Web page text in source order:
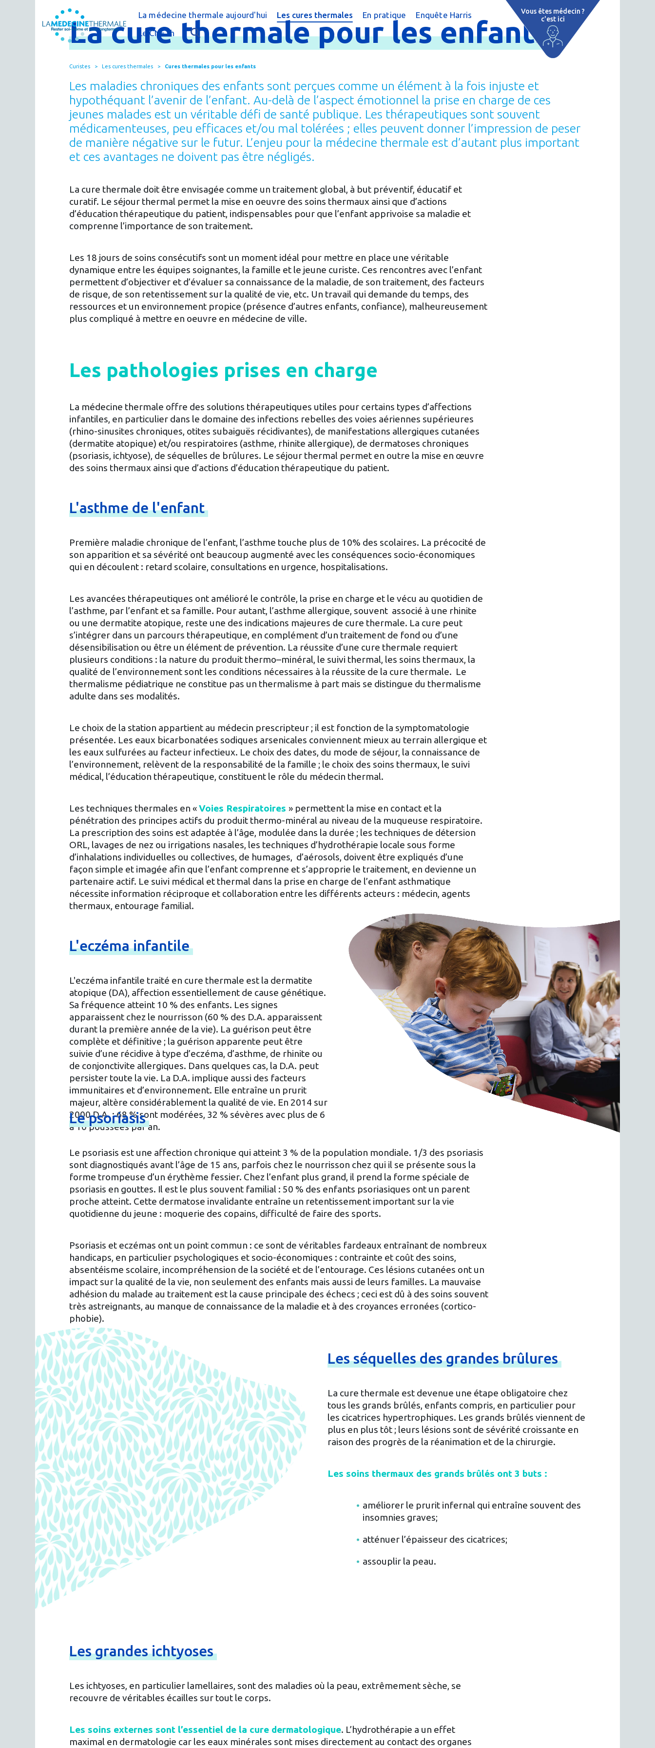
La médecine thermale aujourd'hui
C'est quoi la médecine thermale ?
FAQ : questions fréquentes
Thermes & Vous, le magazine
La médecine thermale
Les cures thermales
Cures conventionnées
En pratique
Trouver une cure
Bénéficier d'une cure thermale
Le Remboursement
Créer un dossier personnalisé
Enquête Harris
Le CNETh
Qui sommes-nous ?
Actualités
Publications
Espace presse
Vous êtes médecin ?
c'est ici
Curistes Les cures thermales Cures thermales pour les enfants
Lacurethermalepourlesenfants
Les maladies chroniques des enfants sont perçues comme un élément à la fois injuste et
hypothéquant l’avenir de l’enfant. Au-delà de l’aspect émotionnel la prise en charge de ces
jeunes malades est un véritable défi de santé publique. Les thérapeutiques sont souvent
médicamenteuses, peu efficaces et/ou mal tolérées ; elles peuvent donner l’impression de peser
de manière négative sur le futur. L’enjeu pour la médecine thermale est d’autant plus important
et ces avantages ne doivent pas être négligés.
La cure thermale doit être envisagée comme un traitement global, à but préventif, éducatif et
curatif. Le séjour thermal permet la mise en oeuvre des soins thermaux ainsi que d’actions
d’éducation thérapeutique du patient, indispensables pour que l’enfant apprivoise sa maladie et
comprenne l’importance de son traitement.
Les 18 jours de soins consécutifs sont un moment idéal pour mettre en place une véritable
dynamique entre les équipes soignantes, la famille et le jeune curiste. Ces rencontres avec l’enfant
permettent d’objectiver et d’évaluer sa connaissance de la maladie, de son traitement, des facteurs
de risque, de son retentissement sur la qualité de vie, etc. Un travail qui demande du temps, des
ressources et un environnement propice (présence d’autres enfants, confiance), malheureusement
plus compliqué à mettre en oeuvre en médecine de ville.
Les pathologies prises en charge
La médecine thermale offre des solutions thérapeutiques utiles pour certains types d’affections
infantiles, en particulier dans le domaine des infections rebelles des voies aériennes supérieures
(rhino-sinusites chroniques, otites subaiguës récidivantes), de manifestations allergiques cutanées
(dermatite atopique) et/ou respiratoires (asthme, rhinite allergique), de dermatoses chroniques
(psoriasis, ichtyose), de séquelles de brûlures. Le séjour thermal permet en outre la mise en œuvre
des soins thermaux ainsi que d’actions d’éducation thérapeutique du patient.
L'asthmedel'enfant
Première maladie chronique de l’enfant, l’asthme touche plus de 10% des scolaires. La précocité de
son apparition et sa sévérité ont beaucoup augmenté avec les conséquences socio-économiques
qui en découlent : retard scolaire, consultations en urgence, hospitalisations.
Les avancées thérapeutiques ont amélioré le contrôle, la prise en charge et le vécu au quotidien de
l’asthme, par l’enfant et sa famille. Pour autant, l’asthme allergique, souvent associé à une rhinite
ou une dermatite atopique, reste une des indications majeures de cure thermale. La cure peut
s’intégrer dans un parcours thérapeutique, en complément d’un traitement de fond ou d’une
désensibilisation ou être un élément de prévention. La réussite d’une cure thermale requiert
plusieurs conditions : la nature du produit thermo–minéral, le suivi thermal, les soins thermaux, la
qualité de l’environnement sont les conditions nécessaires à la réussite de la cure thermale. Le
thermalisme pédiatrique ne constitue pas un thermalisme à part mais se distingue du thermalisme
adulte dans ses modalités.
Le choix de la station appartient au médecin prescripteur ; il est fonction de la symptomatologie
présentée. Les eaux bicarbonatées sodiques arsenicales conviennent mieux au terrain allergique et
les eaux sulfurées au facteur infectieux. Le choix des dates, du mode de séjour, la connaissance de
l’environnement, relèvent de la responsabilité de la famille ; le choix des soins thermaux, le suivi
médical, l’éducation thérapeutique, constituent le rôle du médecin thermal.
Les techniques thermales en «Voies Respiratoires » permettent la mise en contact et la
pénétration des principes actifs du produit thermo-minéral au niveau de la muqueuse respiratoire.
La prescription des soins est adaptée à l’âge, modulée dans la durée ; les techniques de détersion
ORL, lavages de nez ou irrigations nasales, les techniques d’hydrothérapie locale sous forme
d’inhalations individuelles ou collectives, de humages, d’aérosols, doivent être expliqués d’une
façon simple et imagée afin que l’enfant comprenne et s’approprie le traitement, en devienne un
partenaire actif. Le suivi médical et thermal dans la prise en charge de l’enfant asthmatique
nécessite information réciproque et collaboration entre les différents acteurs : médecin, agents
thermaux, entourage familial.
L'eczémainfantile
L'eczéma infantile traité en cure thermale est la dermatite
atopique (DA), affection essentiellement de cause génétique.
Sa fréquence atteint 10 % des enfants. Les signes
apparaissent chez le nourrisson (60 % des D.A. apparaissent
durant la première année de la vie). La guérison peut être
complète et définitive ; la guérison apparente peut être
suivie d’une récidive à type d’eczéma, d’asthme, de rhinite ou
de conjonctivite allergiques. Dans quelques cas, la D.A. peut
persister toute la vie. La D.A. implique aussi des facteurs
immunitaires et d’environnement. Elle entraîne un prurit
majeur, altère considérablement la qualité de vie. En 2014 sur
2000 D.A. : 68 % sont modérées, 32 % sévères avec plus de 6
à 10 poussées par an.
Lepsoriasis
Le psoriasis est une affection chronique qui atteint 3 % de la population mondiale. 1/3 des psoriasis
sont diagnostiqués avant l’âge de 15 ans, parfois chez le nourrisson chez qui il se présente sous la
forme trompeuse d’un érythème fessier. Chez l’enfant plus grand, il prend la forme spéciale de
psoriasis en gouttes. Il est le plus souvent familial : 50 % des enfants psoriasiques ont un parent
proche atteint. Cette dermatose invalidante entraîne un retentissement important sur la vie
quotidienne du jeune : moquerie des copains, difficulté de faire des sports.
Psoriasis et eczémas ont un point commun : ce sont de véritables fardeaux entraînant de nombreux
handicaps, en particulier psychologiques et socio-économiques : contrainte et coût des soins,
absentéisme scolaire, incompréhension de la société et de l’entourage. Ces lésions cutanées ont un
impact sur la qualité de la vie, non seulement des enfants mais aussi de leurs familles. La mauvaise
adhésion du malade au traitement est la cause principale des échecs ; ceci est dû à des soins souvent
très astreignants, au manque de connaissance de la maladie et à des croyances erronées (cortico-
phobie).
Lesséquellesdesgrandesbrûlures
La cure thermale est devenue une étape obligatoire chez
tous les grands brûlés, enfants compris, en particulier pour
les cicatrices hypertrophiques. Les grands brûlés viennent de
plus en plus tôt ; leurs lésions sont de sévérité croissante en
raison des progrès de la réanimation et de la chirurgie.
Les soins thermaux des grands brûlés ont 3 buts :
améliorer le prurit infernal qui entraîne souvent des
insomnies graves;
atténuer l’épaisseur des cicatrices;
assouplir la peau.
Lesgrandesichtyoses
Les ichtyoses, en particulier lamellaires, sont des maladies où la peau, extrêmement sèche, se
recouvre de véritables écailles sur tout le corps.
Les soins externes sont l’essentiel de la cure dermatologique. L’hydrothérapie a un effet
maximal en dermatologie car les eaux minérales sont mises directement au contact des organes